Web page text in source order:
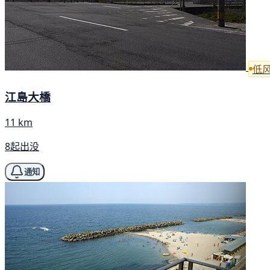
低
江島大橋
11 km
8起出没
通知